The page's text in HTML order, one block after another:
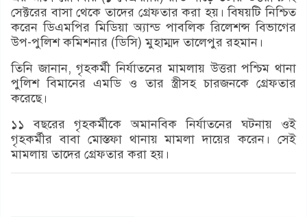
সেক্টরের বাসা থেকে তাদের গ্রেফতার করা হয়। বিষয়টি নিশ্চিত
করেন ডিএমপির মিডিয়া অ্যান্ড পাবলিক রিলেশন্স বিভাগের
উপ-পুলিশ কমিশনার (ডিসি) মুহাম্মদ তালেপুর রহমান।
তিনি জানান, গৃহকর্মী নির্যাতনের মামলায় উত্তরা পশ্চিম থানা
পুলিশ বিমানের এমডি ও তার স্ত্রীসহ চারজনকে গ্রেফতার
করেছে।
১১ বছরের গৃহকর্মীকে অমানবিক নির্যাতনের ঘটনায় ওই
গৃহকর্মীর বাবা মোস্তফা থানায় মামলা দায়ের করেন। সেই
মামলায় তাদের গ্রেফতার করা হয়।